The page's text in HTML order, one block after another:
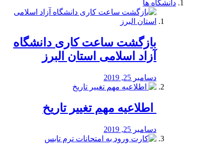
دانشگاه ها
بازگشت ساعت کاری دانشگاه
آزاد اسلامی استان البرز
دسامبر 25, 2019
️ اطلاعیه مهم تغییر تاریخ
دسامبر 25, 2019